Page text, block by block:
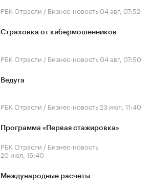
РБК Отрасли / Бизнес-новость 04 авг, 07:52
Страховка от кибермошенников
РБК Отрасли / Бизнес-новость 04 авг, 07:50
Ведуга
РБК Отрасли / Бизнес-новость 23 июл, 11:40
Программа «Первая стажировка»
РБК Отрасли / Бизнес-новость
20 июл, 16:40
Международные расчеты